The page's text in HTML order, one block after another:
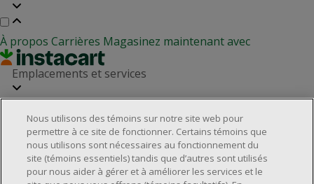
À propos Carrières Magasinez maintenant avec
Emplacements et services
Localisateur de magasinsRelation avec les investisseurs
Partenaires immobiliers
Service à la clientèle
Nous utilisons des témoins sur notre site web pour
permettre à ce site de fonctionner. Certains témoins que
nous utilisons sont nécessaires au fonctionnement du
site (témoins essentiels) tandis que d’autres sont utilisés
pour nous aider à gérer et à améliorer les services et le